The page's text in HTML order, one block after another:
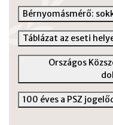
Bérnyomásmérő:
Táblázat az eseti
Országos
100 éves a PSZ